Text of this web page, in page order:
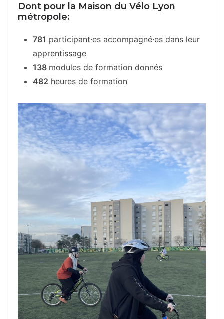
Dont pour la Maison du Vélo Lyon
métropole:
781 participant·es accompagné·es dans leur
apprentissage
138 modules de formation donnés
482 heures de formation